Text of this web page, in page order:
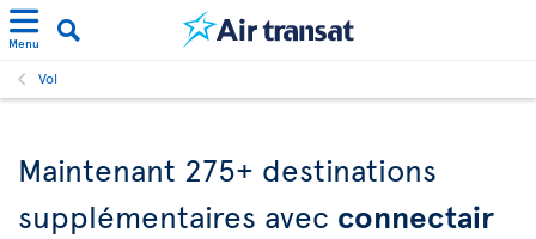
Menu
Vol
Maintenant 275+ destinations
supplémentaires avec connectair